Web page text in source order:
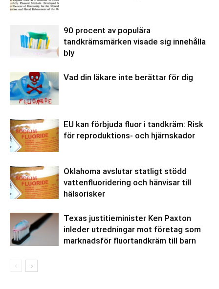
90 procent av populära
tandkrämsmärken visade sig innehålla
bly
Vad din läkare inte berättar för dig
EU kan förbjuda fluor i tandkräm: Risk
för reproduktions- och hjärnskador
Oklahoma avslutar statligt stödd
vattenfluoridering och hänvisar till
hälsorisker
Texas justitieminister Ken Paxton
inleder utredningar mot företag som
marknadsför fluortandkräm till barn